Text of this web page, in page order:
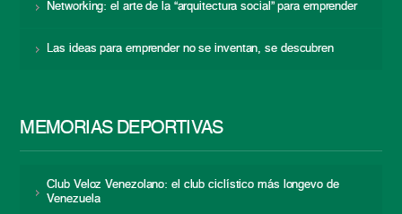
Networking: el arte de la “arquitectura social” para emprender
Las ideas para emprender no se inventan, se descubren
MEMORIAS DEPORTIVAS
Club Veloz Venezolano: el club ciclístico más longevo de
Venezuela